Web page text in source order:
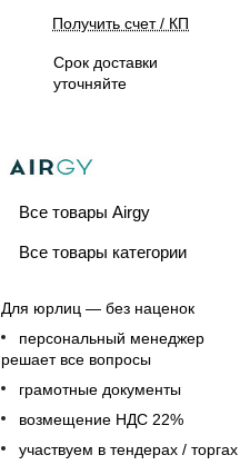
Получить счет / КП
Срок доставки
уточняйте
Все товары Airgy
Все товары категории
Для юрлиц — без наценок
персональный менеджер
решает все вопросы
грамотные документы
возмещение НДС 22%
участвуем в тендерах / торгах